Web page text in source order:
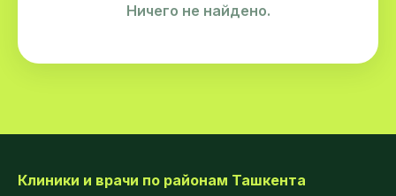
Ничего не найдено.
Клиники и врачи по районам Ташкента